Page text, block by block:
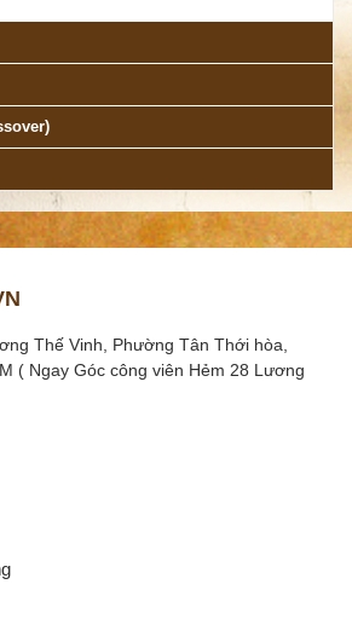
Thế Vinh, Phường Tân Thới hòa,
( Ngay Góc công viên Hẻm 28 Lương